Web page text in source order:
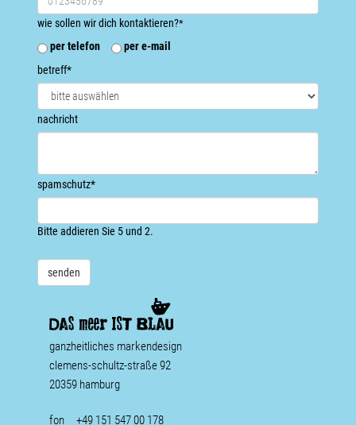
wie sollen wir dich kontaktieren?*
per telefon
per e-mail
betreff*
nachricht
spamschutz*
Bitte addieren Sie 5 und 2.
ganzheitliches markendesign
clemens-schultz-straße 92
20359 hamburg
fon +49 151 547 00 178